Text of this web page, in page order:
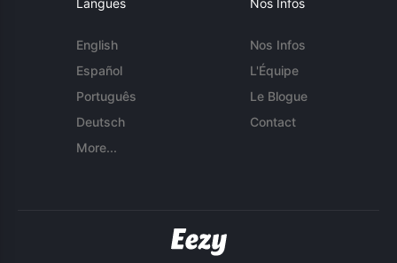
Langues
English
Español
Português
Deutsch
More...
Nos Infos
Nos Infos
L'Équipe
Le Blogue
Contact